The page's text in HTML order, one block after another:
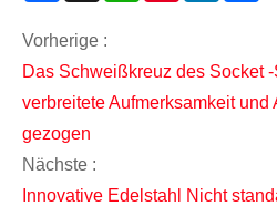
Vorherige :
Das Schweißkreuz des Socket
verbreitete Aufmerksamkeit und
gezogen
Nächste :
Innovative Edelstahl Nicht